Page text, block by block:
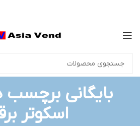
بایگانی برچسب
اسکوتر